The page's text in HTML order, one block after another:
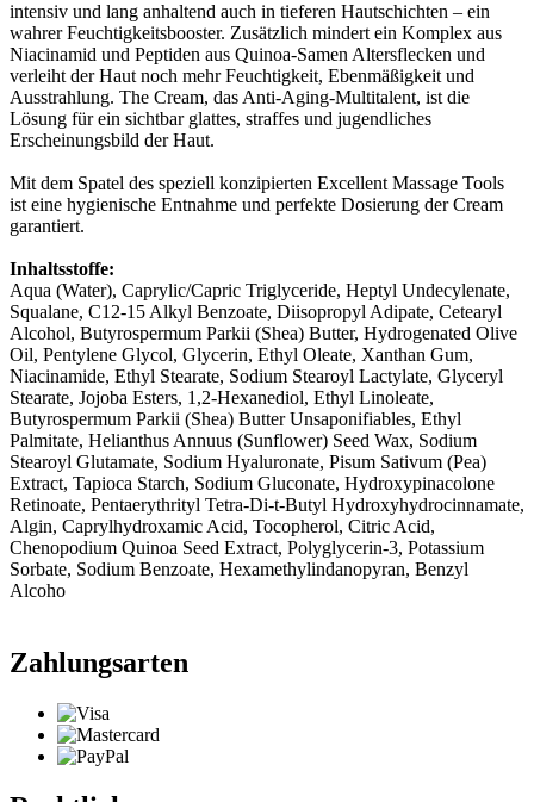
intensiv und lang anhaltend auch in tieferen Hautschichten – ein
wahrer Feuchtigkeitsbooster. Zusätzlich mindert ein Komplex aus
Niacinamid und Peptiden aus Quinoa-Samen Altersflecken und
verleiht der Haut noch mehr Feuchtigkeit, Ebenmäßigkeit und
Ausstrahlung. The Cream, das Anti-Aging-Multitalent, ist die
Lösung für ein sichtbar glattes, straffes und jugendliches
Erscheinungsbild der Haut.
Mit dem Spatel des speziell konzipierten Excellent Massage Tools
ist eine hygienische Entnahme und perfekte Dosierung der Cream
garantiert.
Inhaltsstoffe:
Aqua (Water), Caprylic/Capric Triglyceride, Heptyl Undecylenate,
Squalane, C12-15 Alkyl Benzoate, Diisopropyl Adipate, Cetearyl
Alcohol, Butyrospermum Parkii (Shea) Butter, Hydrogenated Olive
Oil, Pentylene Glycol, Glycerin, Ethyl Oleate, Xanthan Gum,
Niacinamide, Ethyl Stearate, Sodium Stearoyl Lactylate, Glyceryl
Stearate, Jojoba Esters, 1,2-Hexanediol, Ethyl Linoleate,
Butyrospermum Parkii (Shea) Butter Unsaponifiables, Ethyl
Palmitate, Helianthus Annuus (Sunflower) Seed Wax, Sodium
Stearoyl Glutamate, Sodium Hyaluronate, Pisum Sativum (Pea)
Extract, Tapioca Starch, Sodium Gluconate, Hydroxypinacolone
Retinoate, Pentaerythrityl Tetra-Di-t-Butyl Hydroxyhydrocinnamate,
Algin, Caprylhydroxamic Acid, Tocopherol, Citric Acid,
Chenopodium Quinoa Seed Extract, Polyglycerin-3, Potassium
Sorbate, Sodium Benzoate, Hexamethylindanopyran, Benzyl
Alcoho
Zahlungsarten